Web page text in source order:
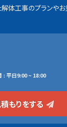
工事のプランやお
: 平日9:00 ~ 18:00
もりをする